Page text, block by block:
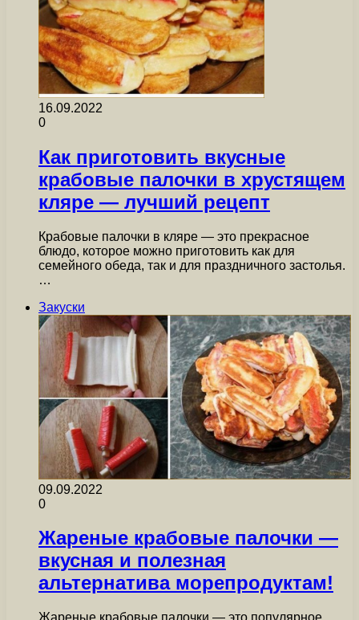
16.09.2022
0
Как приготовить вкусные
крабовые палочки в хрустящем
кляре — лучший рецепт
Крабовые палочки в кляре — это прекрасное
блюдо, которое можно приготовить как для
семейного обеда, так и для праздничного застолья.
…
Закуски
09.09.2022
0
Жареные крабовые палочки —
вкусная и полезная
альтернатива морепродуктам!